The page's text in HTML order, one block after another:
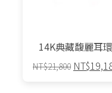
14K典藏馥麗耳環
NT$21,800 原
NT$